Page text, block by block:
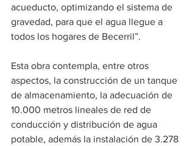
acueducto, optimizando el sistema de
gravedad, para que el agua llegue a
todos los hogares de Becerril”.
Esta obra contempla, entre otros
aspectos, la construcción de un tanque
de almacenamiento, la adecuación de
10.000 metros lineales de red de
conducción y distribución de agua
potable, además la instalación de 3.278